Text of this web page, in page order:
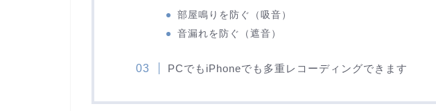
部屋鳴りを防ぐ（吸音）
音漏れを防ぐ（遮音）
PCでもiPhoneでも多重レコーディングできます